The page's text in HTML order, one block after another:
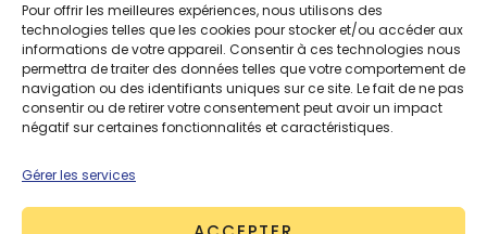
Pour offrir les meilleures expériences, nous utilisons des
technologies telles que les cookies pour stocker et/ou accéder aux
informations de votre appareil. Consentir à ces technologies nous
permettra de traiter des données telles que votre comportement de
navigation ou des identifiants uniques sur ce site. Le fait de ne pas
consentir ou de retirer votre consentement peut avoir un impact
négatif sur certaines fonctionnalités et caractéristiques.
Gérer les services
Accédez à tous nos articles et
contenus
Décryptez les enjeux systémiques
pour le secteur
Tarifs préférentiels sur nos